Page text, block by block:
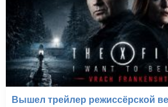
Вышел трейлер режиссёрской